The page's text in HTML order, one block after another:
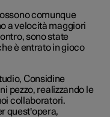
comunque
a velocità maggiori
sono state
è entrato in gioco
Considine
pezzo, realizzando le
collaboratori.
quest'opera,